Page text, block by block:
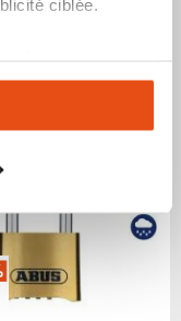
ciblée.
Vous pouvez
Refuser
fonctionnalités.
3 4 5 6 7
à